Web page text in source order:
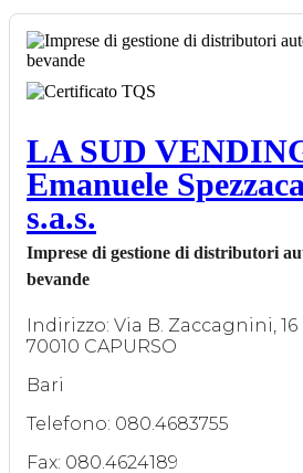
LA SUD
Emanuele
s.a.s.
Imprese di gestione di distributori
bevande
Indirizzo: Via B. Zaccagnini, 16
70010 CAPURSO
Bari
Telefono: 080.4683755
Fax: 080.4624189